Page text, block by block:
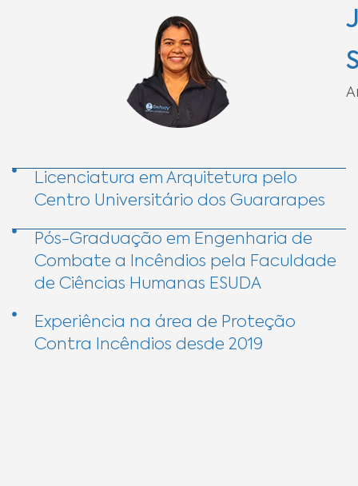
Licenciatura em Arquitetura pelo
Centro Universitário dos Guararapes
Pós-Graduação em Engenharia de
Combate a Incêndios pela Faculdade
de Ciências Humanas ESUDA
Experiência na área de Proteção
Contra Incêndios desde 2019